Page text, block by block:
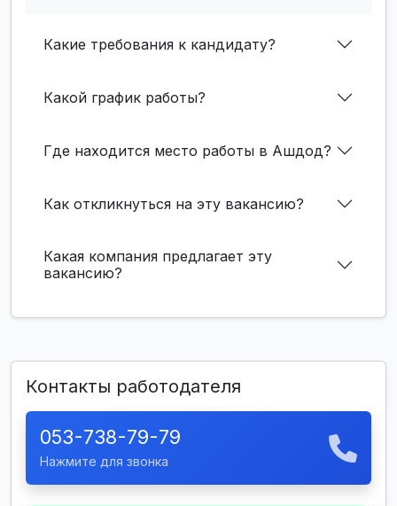
Какие требования к кандидату?
Какой график работы?
Где находится место работы в Ашдод?
Как откликнуться на эту вакансию?
Какая компания предлагает эту
вакансию?
Контакты работодателя
053-738-79-79
Нажмите для звонка